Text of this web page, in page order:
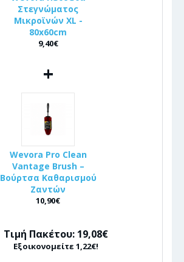
Στεγνώματος
Μικροϊνών XL -
80x60cm
9,40€
+
Wevora Pro Clean
Vantage Brush –
Βούρτσα Καθαρισμού
Ζαντών
10,90€
Τιμή Πακέτου: 19,08€
Εξοικονομείτε 1,22€!